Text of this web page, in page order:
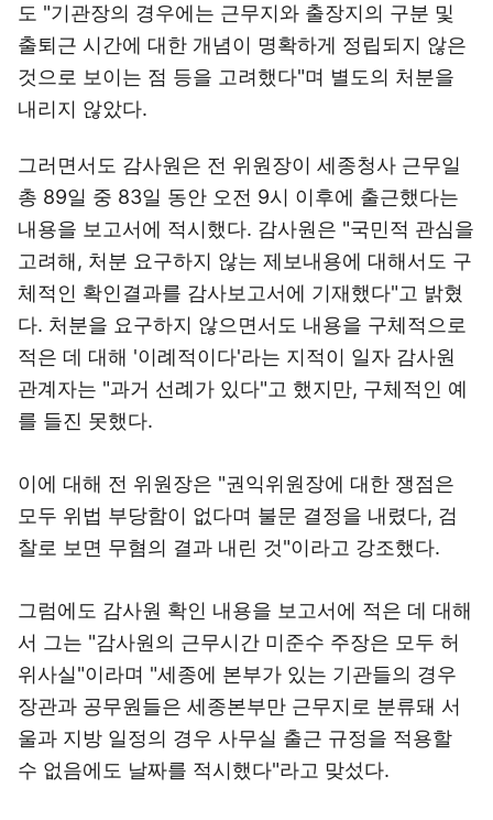
도 "기관장의 경우에는 근무지와 출장지의 구분 및
출퇴근 시간에 대한 개념이 명확하게 정립되지 않은
것으로 보이는 점 등을 고려했다"며 별도의 처분을
내리지 않았다.
그러면서도 감사원은 전 위원장이 세종청사 근무일
총 89일 중 83일 동안 오전 9시 이후에 출근했다는
내용을 보고서에 적시했다. 감사원은 "국민적 관심을
고려해, 처분 요구하지 않는 제보내용에 대해서도 구
체적인 확인결과를 감사보고서에 기재했다"고 밝혔
다. 처분을 요구하지 않으면서도 내용을 구체적으로
적은 데 대해 '이례적이다'라는 지적이 일자 감사원
관계자는 "과거 선례가 있다"고 했지만, 구체적인 예
를 들진 못했다.
이에 대해 전 위원장은 "권익위원장에 대한 쟁점은
모두 위법 부당함이 없다며 불문 결정을 내렸다, 검
찰로 보면 무혐의 결과 내린 것"이라고 강조했다.
그럼에도 감사원 확인 내용을 보고서에 적은 데 대해
서 그는 "감사원의 근무시간 미준수 주장은 모두 허
위사실"이라며 "세종에 본부가 있는 기관들의 경우
장관과 공무원들은 세종본부만 근무지로 분류돼 서
울과 지방 일정의 경우 사무실 출근 규정을 적용할
수 없음에도 날짜를 적시했다"라고 맞섰다.